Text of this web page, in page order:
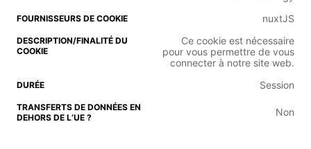
nuxtJS
Ce cookie est nécessaire
pour vous permettre de vous
connecter à notre site web.
Session
Non